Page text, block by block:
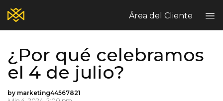
Área del Cliente
Home
Blog
¿Por qué celebramos
el 4 de julio?
by marketing44567821